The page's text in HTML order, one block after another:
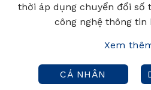
thời áp dụng chuyển đổi số
công nghệ thông tin
Xem
CÁ NHÂN